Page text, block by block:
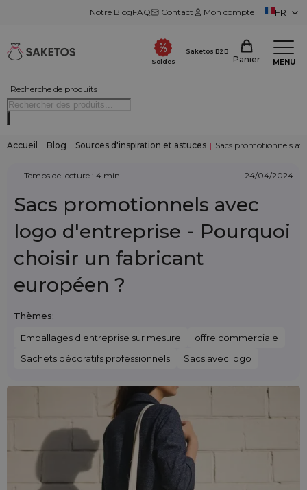
Notre BlogFAQ Contact Mon compte FR
Recherche de produits
Soldes
Saketos B2B
Panier MENU
Accueil | Blog | Sources d'inspiration et astuces | Sacs promotionnels
Temps de lecture : 4 min 24/04/2024
Sacs promotionnels avec
logo d'entreprise - Pourquoi
choisir un fabricant
européen ?
Thèmes:
Emballages d'entreprise sur mesure
offre commerciale
Sachets décoratifs professionnels
Sacs avec logo